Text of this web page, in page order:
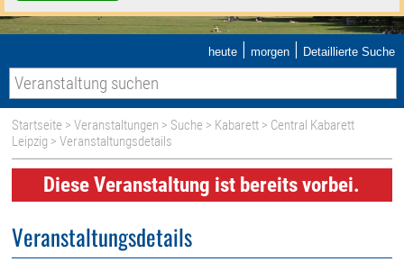
heute | morgen | Detaillierte Suche
Startseite >Veranstaltungen > Suche > Kabarett > Central Kabarett
Leipzig > Veranstaltungsdetails
Diese Veranstaltung ist bereits vorbei.
Veranstaltungsdetails